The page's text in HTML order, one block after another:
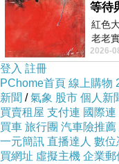
更多資料、資
等待
紅色
老老
向裂
2026-
登入 註冊
PChome首頁 線上購物
新聞 /氣象 股市 個人新
買賣租屋 支付連 國際連
買車 旅行團 汽車險推薦
一元簡訊 直播達人 數位
買網址 虛擬主機 企業郵